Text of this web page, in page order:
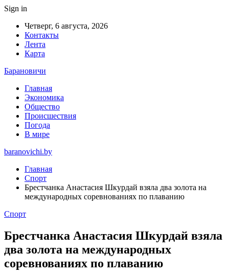
Sign in
Четверг, 6 августа, 2026
Контакты
Лента
Карта
Барановичи
Главная
Экономика
Общество
Происшествия
Погода
В мире
baranovichi.by
Главная
Спорт
Брестчанка Анастасия Шкурдай взяла два золота на
международных соревнованиях по плаванию
Спорт
Брестчанка Анастасия Шкурдай взяла
два золота на международных
соревнованиях по плаванию